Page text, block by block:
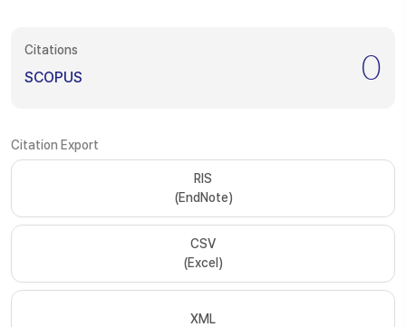
Citations
SCOPUS 0
Citation Export
RIS
(EndNote)
CSV
(Excel)
XML